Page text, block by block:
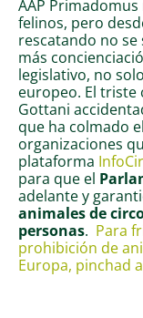
AAP
felinos, pero
rescatando no
más
legislativo, no
europeo. El triste
Gottani
que ha colmado
organizaciones
plataforma
para que el
adelante y
animales de
personas. Para
prohibición de
Europa, pinchad